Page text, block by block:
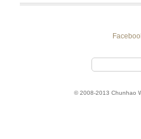
© 2008-2013 Chunhao